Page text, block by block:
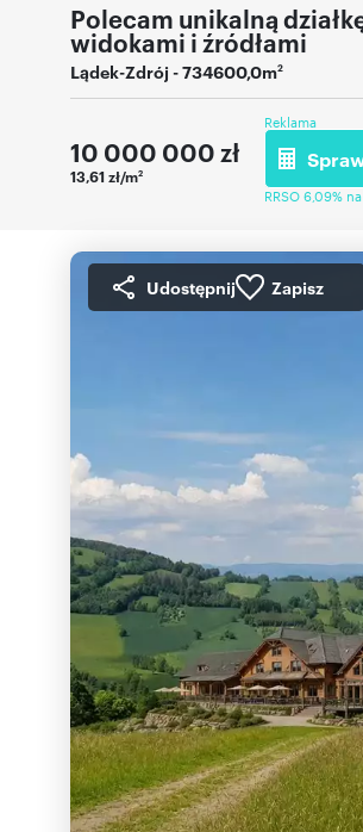
Polecam unikalną
widokami i źródłami
Lądek-Zdrój - 734600,0m2
10 000 000 zł
13,61 zł/m2
Reklama
RRSO 6,09%
Udostępnij Zapisz